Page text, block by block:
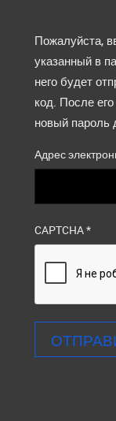
Пожалуйста,
указанный в
него будет
код. После
новый пароль
Адрес
CAPTCHA*